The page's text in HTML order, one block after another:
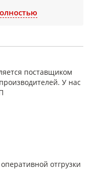
(класс
стабильные
для изоляции
пазовой и
применяемых
поставщиком
У нас
отгрузки